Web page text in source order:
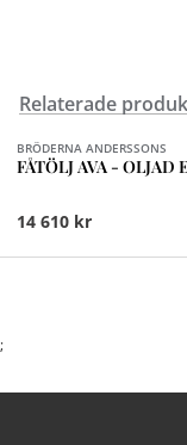
Relaterade
BRÖDERNA ANDERSSONS
FÅTÖLJ AVA - OLJAD
14 610 kr
;